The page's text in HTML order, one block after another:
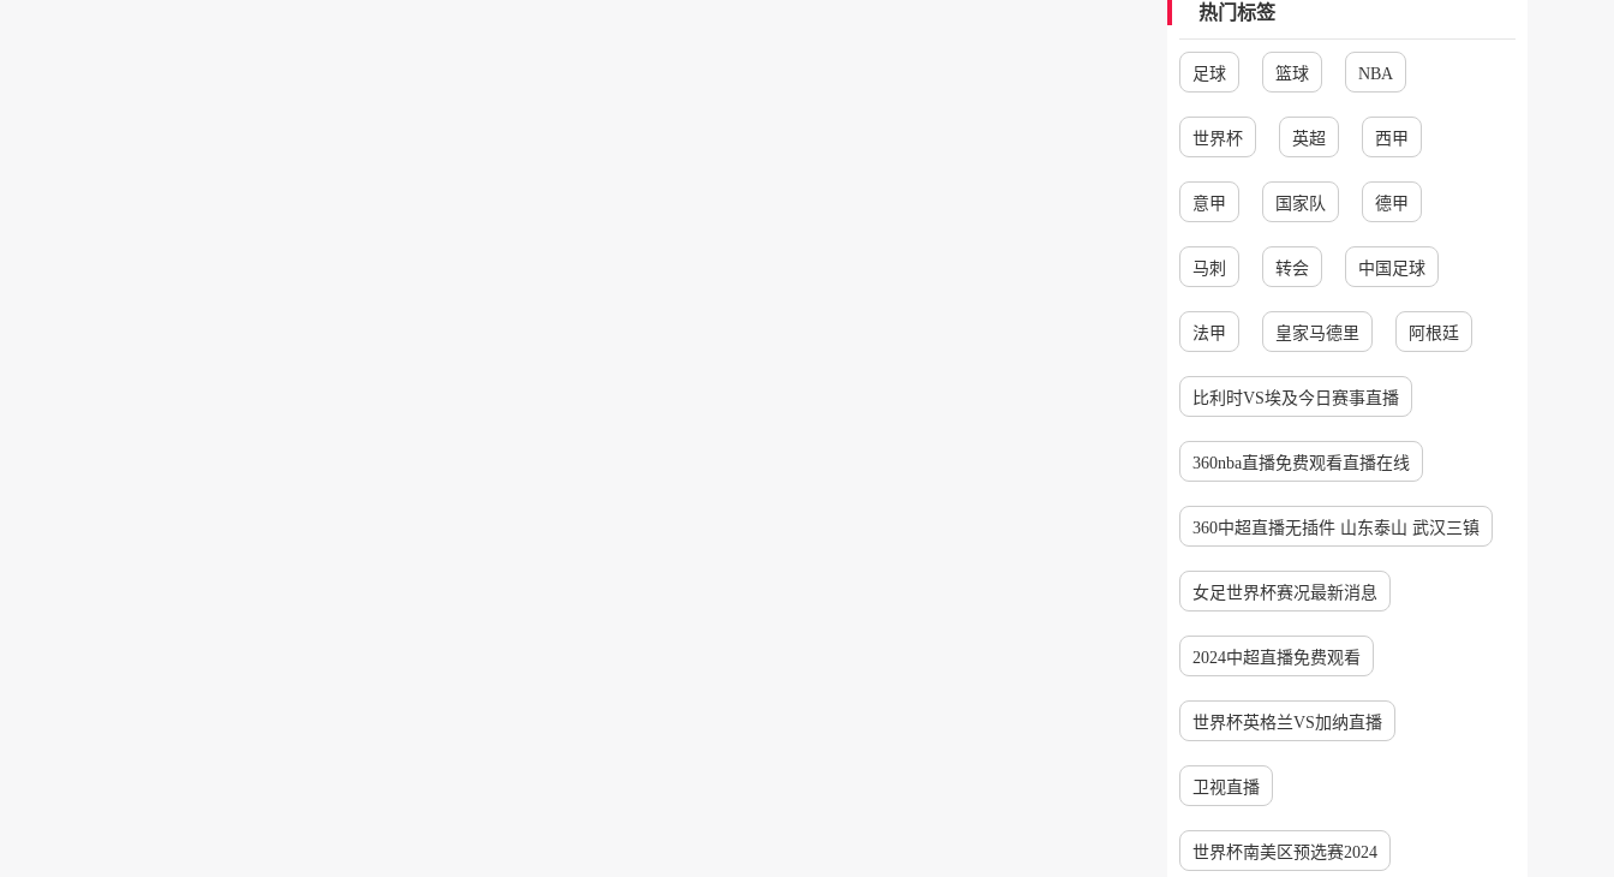
热门标签
足球 篮球 NBA
世界杯 英超 西甲
意甲 国家队 德甲
马刺 转会 中国足球
法甲 皇家马德里 阿根廷
比利时VS埃及今日赛事直播
360nba直播免费观看直播在线
360中超直播无插件 山东泰山 武汉三镇
女足世界杯赛况最新消息
2024中超直播免费观看
世界杯英格兰VS加纳直播
卫视直播
世界杯南美区预选赛2024